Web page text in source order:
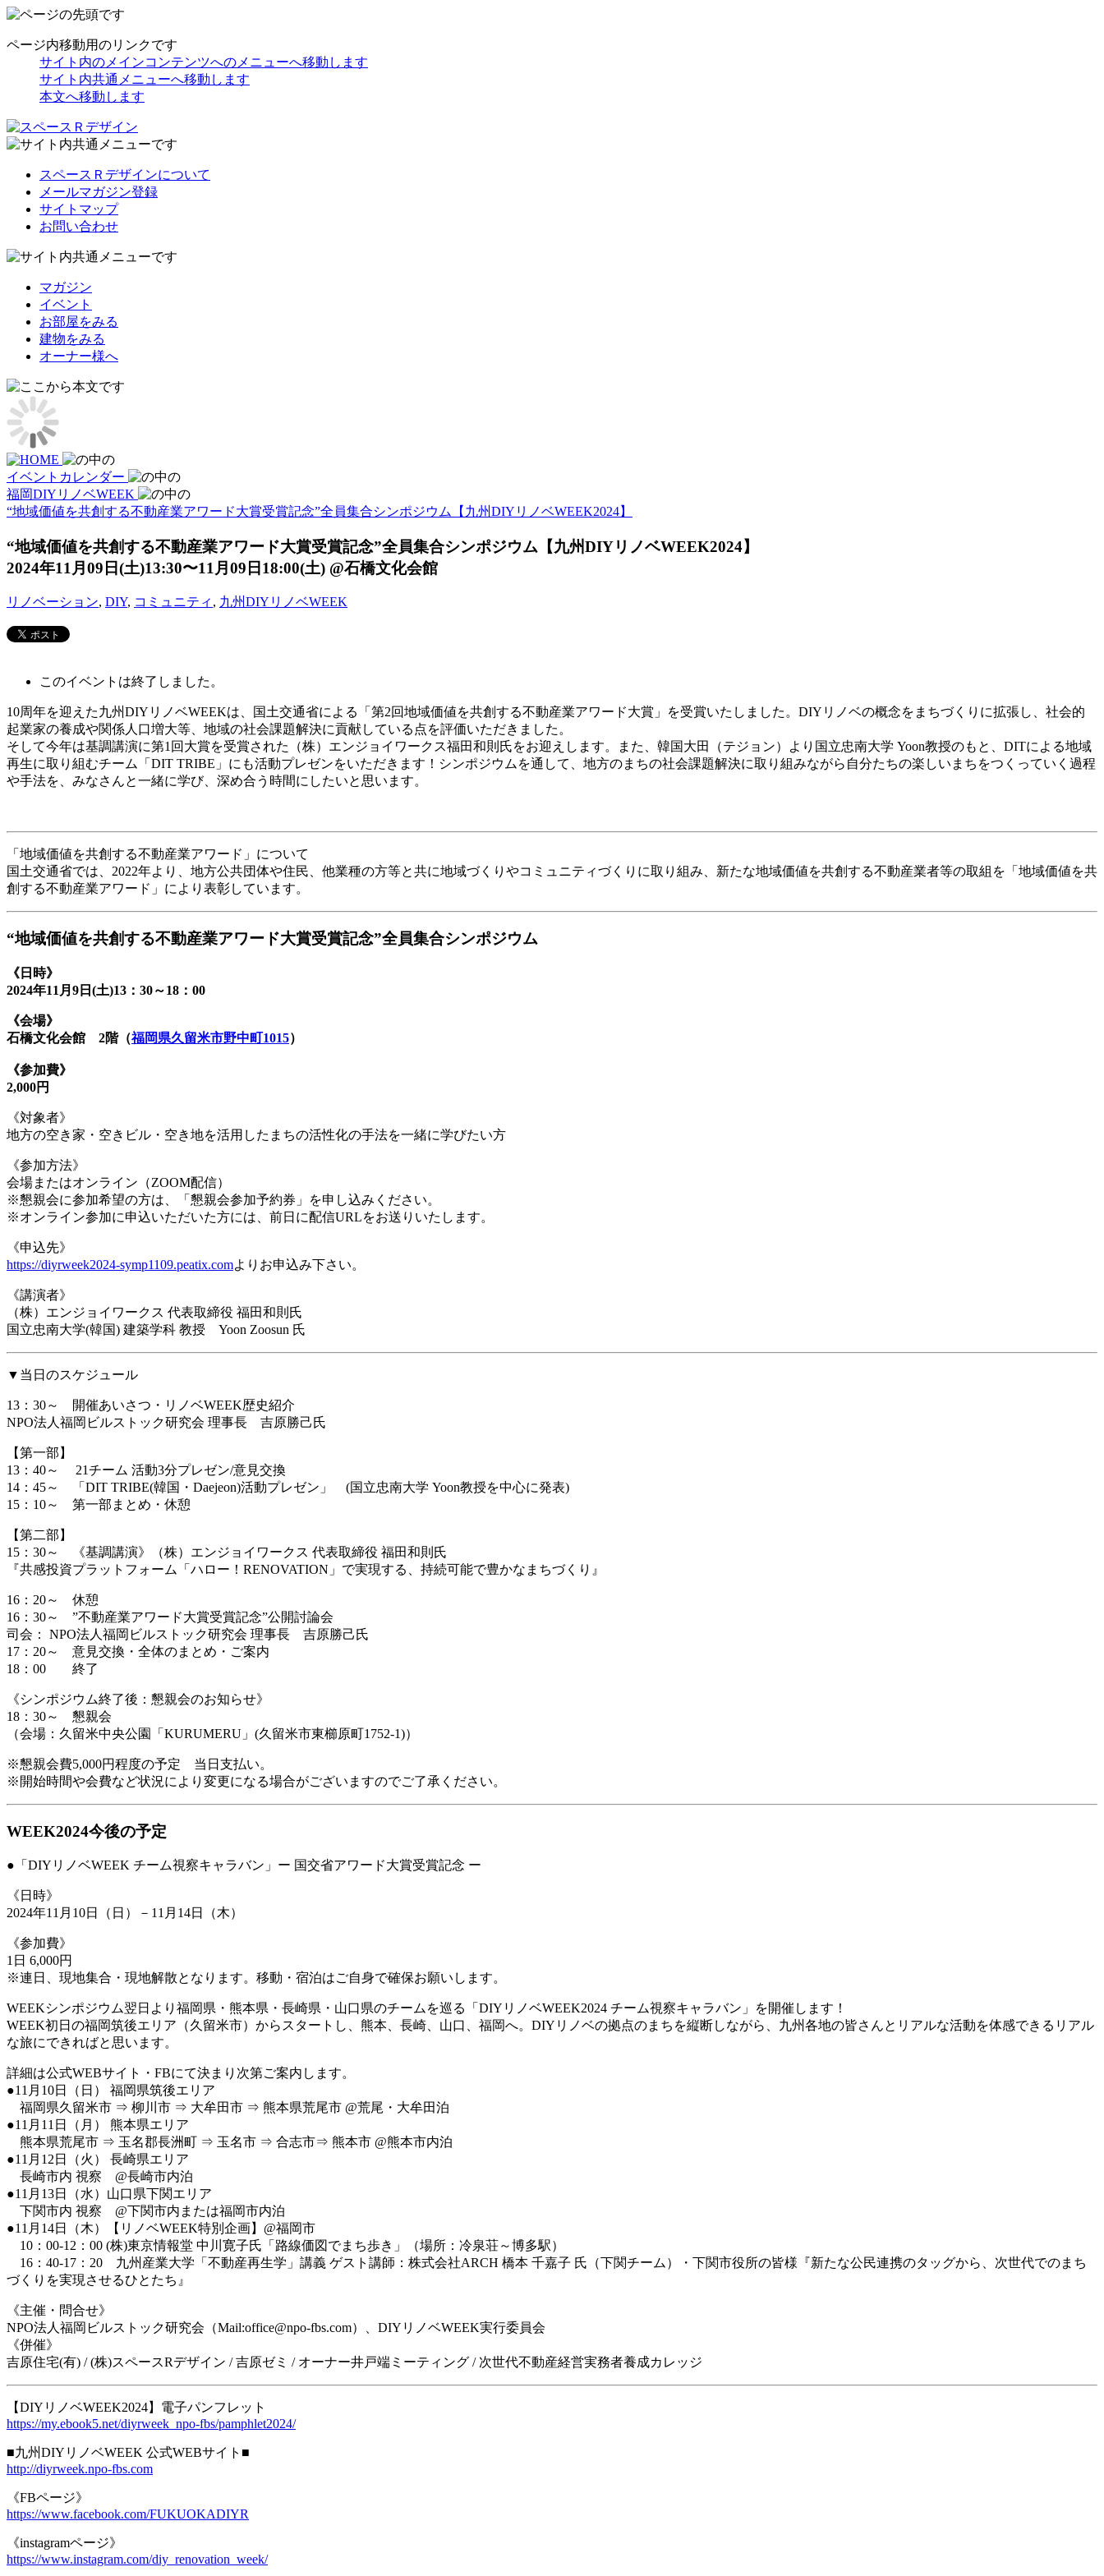
ページ内移動用のリンクです
サイト内のメインコンテンツへのメニューへ移動します
サイト内共通メニューへ移動します
本文へ移動します
スペースＲデザインについて
メールマガジン登録
サイトマップ
お問い合わせ
マガジン
イベント
お部屋をみる
建物をみる
オーナー様へ
イベントカレンダー
福岡DIYリノベWEEK
“地域価値を共創する不動産業アワード大賞受賞記念”全員集合シンポジウム【九州DIYリノベWEEK2024】
“地域価値を共創する不動産業アワード大賞受賞記念”全員集合シンポジウム【九州DIYリノベWEEK2024】
2024年11月09日(土)13:30〜11月09日18:00(土) @石橋文化会館
リノベーション, DIY, コミュニティ , 九州DIYリノベWEEK
このイベントは終了しました。
10周年を迎えた九州DIYリノベWEEKは、国土交通省による「第2回地域価値を共創する不動産業アワード大賞」を受賞いたしました。DIYリノベの概念をまちづくりに拡張し、社会的
起業家の養成や関係人口増大等、地域の社会課題解決に貢献している点を評価いただきました。
そして今年は基調講演に第1回大賞を受賞された（株）エンジョイワークス福田和則氏をお迎えします。また、韓国大田（テジョン）より国立忠南大学 Yoon教授のもと、DITによる地域
再生に取り組むチーム「DIT TRIBE」にも活動プレゼンをいただきます！シンポジウムを通して、地方のまちの社会課題解決に取り組みながら自分たちの楽しいまちをつくっていく過程
や手法を、みなさんと一緒に学び、深め合う時間にしたいと思います。
「地域価値を共創する不動産業アワード」について
国土交通省では、2022年より、地方公共団体や住民、他業種の方等と共に地域づくりやコミュニティづくりに取り組み、新たな地域価値を共創する不動産業者等の取組を「地域価値を共
創する不動産業アワード」により表彰しています。
“地域価値を共創する不動産業アワード大賞受賞記念”全員集合シンポジウム
《日時》
2024年11月9日(土)13：30～18：00
《会場》
石橋文化会館 2階（福岡県久留米市野中町1015）
《参加費》
2,000円
《対象者》
地方の空き家・空きビル・空き地を活用したまちの活性化の手法を一緒に学びたい方
《参加方法》
会場またはオンライン（ZOOM配信）
※懇親会に参加希望の方は、「懇親会参加予約券」を申し込みください。
※オンライン参加に申込いただいた方には、前日に配信URLをお送りいたします。
《申込先》
https://diyrweek2024-symp1109.peatix.comよりお申込み下さい。
《講演者》
（株）エンジョイワークス 代表取締役 福田和則氏
国立忠南大学(韓国) 建築学科 教授 Yoon Zoosun 氏
▼当日のスケジュール
13：30～ 開催あいさつ・リノベWEEK歴史紹介
NPO法人福岡ビルストック研究会 理事長 吉原勝己氏
【第一部】
13：40～ 21チーム 活動3分プレゼン/意見交換
14：45～ 「DIT TRIBE(韓国・Daejeon)活動プレゼン」 (国立忠南大学 Yoon教授を中心に発表)
15：10～ 第一部まとめ・休憩
【第二部】
15：30～ 《基調講演》（株）エンジョイワークス 代表取締役 福田和則氏
『共感投資プラットフォーム「ハロー！RENOVATION」で実現する、持続可能で豊かなまちづくり』
16：20～ 休憩
16：30～ ”不動産業アワード大賞受賞記念”公開討論会
司会： NPO法人福岡ビルストック研究会 理事長 吉原勝己氏
17：20～ 意見交換・全体のまとめ・ご案内
18：00 終了
《シンポジウム終了後：懇親会のお知らせ》
18：30～ 懇親会
（会場：久留米中央公園「KURUMERU」(久留米市東櫛原町1752-1)）
※懇親会費5,000円程度の予定 当日支払い。
※開始時間や会費など状況により変更になる場合がございますのでご了承ください。
WEEK2024今後の予定
●「DIYリノベWEEK チーム視察キャラバン」ー 国交省アワード大賞受賞記念 ー
《日時》
2024年11月10日（日）－11月14日（木）
《参加費》
1日 6,000円
※連日、現地集合・現地解散となります。移動・宿泊はご自身で確保お願いします。
WEEKシンポジウム翌日より福岡県・熊本県・長崎県・山口県のチームを巡る「DIYリノベWEEK2024 チーム視察キャラバン」を開催します！
WEEK初日の福岡筑後エリア（久留米市）からスタートし、熊本、長崎、山口、福岡へ。DIYリノベの拠点のまちを縦断しながら、九州各地の皆さんとリアルな活動を体感できるリアル
な旅にできればと思います。
詳細は公式WEBサイト・FBにて決まり次第ご案内します。
●11月10日（日） 福岡県筑後エリア
福岡県久留米市 ⇒ 柳川市 ⇒ 大牟田市 ⇒ 熊本県荒尾市 @荒尾・大牟田泊
●11月11日（月） 熊本県エリア
熊本県荒尾市 ⇒ 玉名郡長洲町 ⇒ 玉名市 ⇒ 合志市⇒ 熊本市 @熊本市内泊
●11月12日（火） 長崎県エリア
長崎市内 視察 @長崎市内泊
●11月13日（水）山口県下関エリア
下関市内 視察 @下関市内または福岡市内泊
●11月14日（木）【リノベWEEK特別企画】@福岡市
10：00-12：00 (株)東京情報堂 中川寛子氏「路線価図でまち歩き」（場所：冷泉荘～博多駅）
16：40-17：20 九州産業大学「不動産再生学」講義 ゲスト講師：株式会社ARCH 橋本 千嘉子 氏（下関チーム）・下関市役所の皆様『新たな公民連携のタッグから、次世代でのまち
づくりを実現させるひとたち』
《主催・問合せ》
NPO法人福岡ビルストック研究会（Mail:office@npo-fbs.com）、DIYリノベWEEK実行委員会
《併催》
吉原住宅(有) / (株)スペースRデザイン / 吉原ゼミ / オーナー井戸端ミーティング / 次世代不動産経営実務者養成カレッジ
【DIYリノベWEEK2024】電子パンフレット
https://my.ebook5.net/diyrweek_npo-fbs/pamphlet2024/
■九州DIYリノベWEEK 公式WEBサイト■
http://diyrweek.npo-fbs.com
《FBページ》
https://www.facebook.com/FUKUOKADIYR
《instagramページ》
https://www.instagram.com/diy_renovation_week/